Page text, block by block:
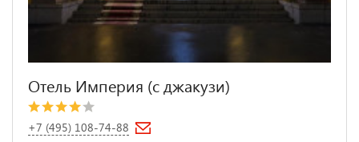
Отель Империя (с джакузи)
+7 (495) 108-74-88